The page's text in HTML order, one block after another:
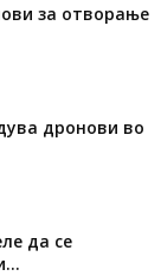
за отворање
дронови во
да се